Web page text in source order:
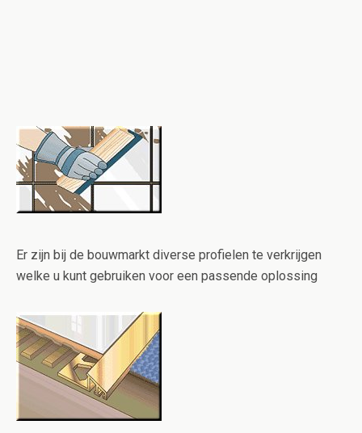
Er zijn bij de bouwmarkt diverse profielen te verkrijgen
welke u kunt gebruiken voor een passende oplossing